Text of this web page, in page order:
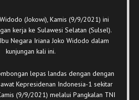
(Jokowi), Kamis (9/9/2021) ini
kerja ke Sulawesi Selatan (Sulsel).
Negara Iriana Joko Widodo dalam
kunjungan kali ini.
lepas landas dengan dengan
Kepresidenan Indonesia-1 sekitar
(9/9/2021) melalui Pangkalan TNI